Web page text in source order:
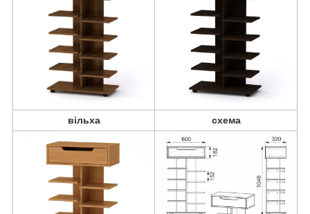
вільха схема